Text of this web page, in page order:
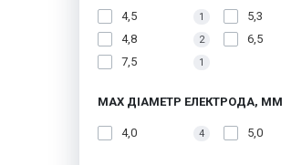
4,5 1 5,3
4,8 2 6,5
7,5 1
MAX ДІАМЕТР ЕЛЕКТРОДА, ММ
4,0 4 5,0